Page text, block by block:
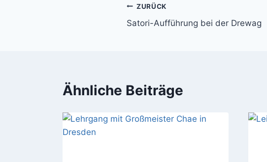
Beitragsnavigation
ZURÜCK
Satori-Aufführung bei der Drewag
Ähnliche Beiträge